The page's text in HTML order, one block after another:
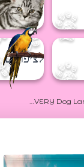
לחתולים
לציפורים
BRAVERY Dog Lamb 7kg ברוורי מזון יבש ללא דגנים לכלבים מכבש 7 קג
Dog